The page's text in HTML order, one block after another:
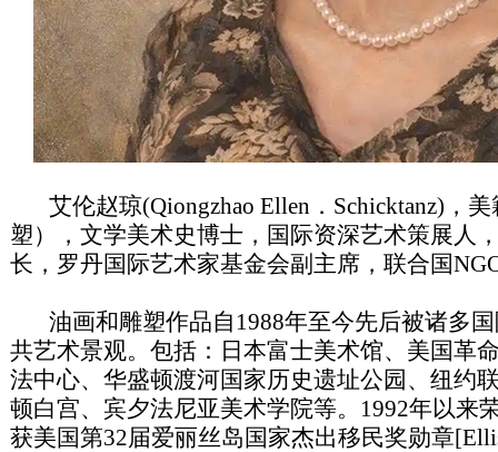
艾伦赵琼(Qiongzhao Ellen．Schicktanz)，
塑），文学美术史博士，国际资深艺术策展人
长，罗丹国际艺术家基金会副主席，联合国
油画和雕塑作品自1988年至今先后被诸多国
共艺术景观。包括：日本富士美术馆、美国革
法中心、华盛顿渡河国家历史遗址公园、纽约
顿白宫、宾夕法尼亚美术学院等。1992年以来
获美国第32届爱丽丝岛国家杰出移民奖勋章